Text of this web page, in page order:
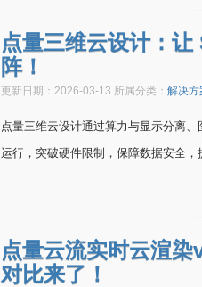
点量三维云设计：
阵！
更新日期：2026-03-13 所属分类： 解决方
点量三维云设计通过算力与显示分离
运行，突破硬件限制，保障数据安全，
点量云流实时云渲
对比来了！